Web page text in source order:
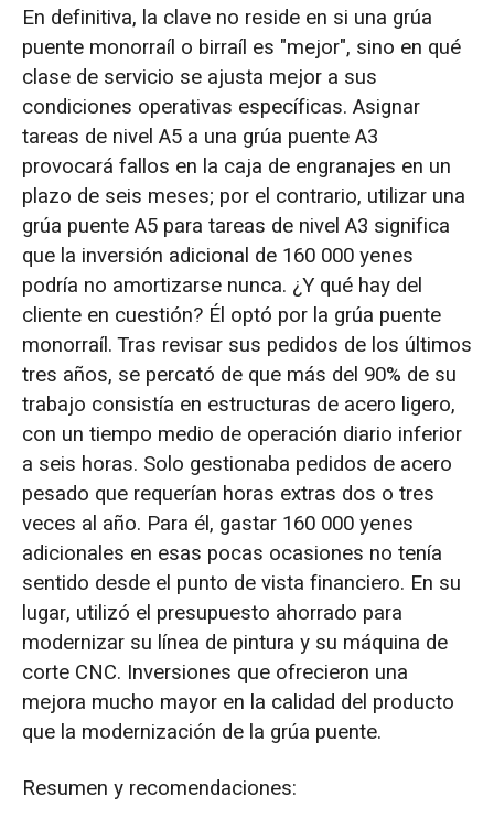
En definitiva, la clave no reside en si una grúa
puente monorraíl o birraíl es "mejor", sino en qué
clase de servicio se ajusta mejor a sus
condiciones operativas específicas. Asignar
tareas de nivel A5 a una grúa puente A3
provocará fallos en la caja de engranajes en un
plazo de seis meses; por el contrario, utilizar una
grúa puente A5 para tareas de nivel A3 significa
que la inversión adicional de 160 000 yenes
podría no amortizarse nunca. ¿Y qué hay del
cliente en cuestión? Él optó por la grúa puente
monorraíl. Tras revisar sus pedidos de los últimos
tres años, se percató de que más del 90% de su
trabajo consistía en estructuras de acero ligero,
con un tiempo medio de operación diario inferior
a seis horas. Solo gestionaba pedidos de acero
pesado que requerían horas extras dos o tres
veces al año. Para él, gastar 160 000 yenes
adicionales en esas pocas ocasiones no tenía
sentido desde el punto de vista financiero. En su
lugar, utilizó el presupuesto ahorrado para
modernizar su línea de pintura y su máquina de
corte CNC. Inversiones que ofrecieron una
mejora mucho mayor en la calidad del producto
que la modernización de la grúa puente.
Resumen y recomendaciones: